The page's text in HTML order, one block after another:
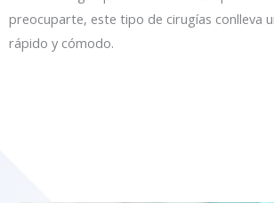
preocuparte, este tipo de cirugías conlleva
rápido y cómodo.